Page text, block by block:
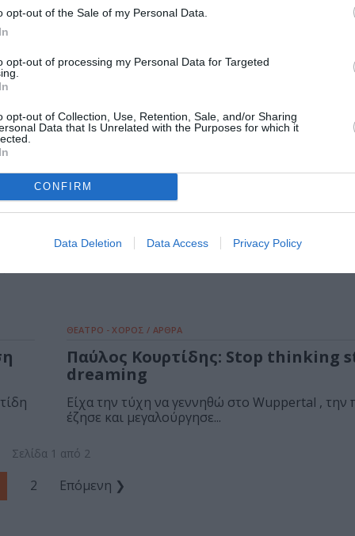
opt-out of the Sale of my Personal Data.
opt-out of processing my Personal Data for Targeted
opt-out of Collection, Use, Retention, Sale, and/or Sharing
Data that Is Unrelated with the Purposes for which it
CONFIRM
Data Deletion Data Access Privacy Policy
ΘΕΑΤΡΟ - ΧΟΡΟΣ / ΑΡΘΡΑ
Παύλος Κουρτίδης: Stop thinking
dreaming
Είχα την τύχη να γεννηθώ στο Wuppertal , την
έζησε και μεγαλούργησε...
Σελίδα 1 από 2
2 Επόμενη ❯